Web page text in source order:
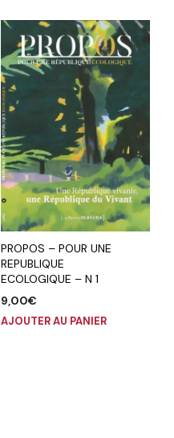
PROPOS – POUR UNE
REPUBLIQUE
ECOLOGIQUE – N 1
9,00€
AJOUTER AU PANIER